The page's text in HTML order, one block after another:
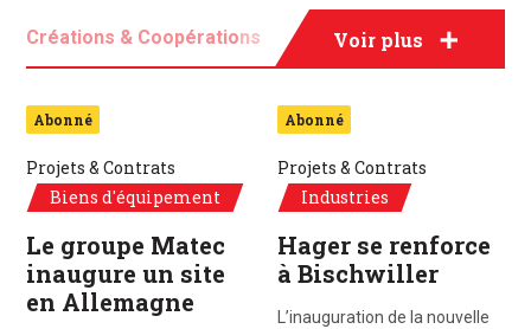
Voir plus
Créations & Coopérations
Abonné
Projets & Contrats
Biens d'équipement
Le groupe Matec
inaugure un site
en Allemagne
Abonné
Projets & Contrats
Industries
Hager se renforce
à Bischwiller
L’inauguration de la nouvelle